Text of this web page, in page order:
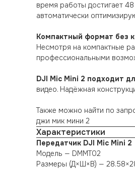
время работы достигает
автоматически
Компактный формат без
Несмотря на компактные
профессиональными
DJI Mic Mini 2 подходит
видео. Надёжная
Также можно найти по
джи мик мини 2
Характеристики
Передатчик DJI Mic Mini 2
Модель — DMMT02
Размеры (Д×Ш×В) —